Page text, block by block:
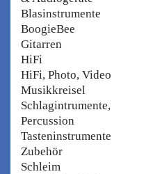
Blasinstrumente
BoogieBee
Gitarren
HiFi
HiFi, Photo, Video
Musikkreisel
Schlagintrumente,
Percussion
Tasteninstrumente
Zubehör
Schleim